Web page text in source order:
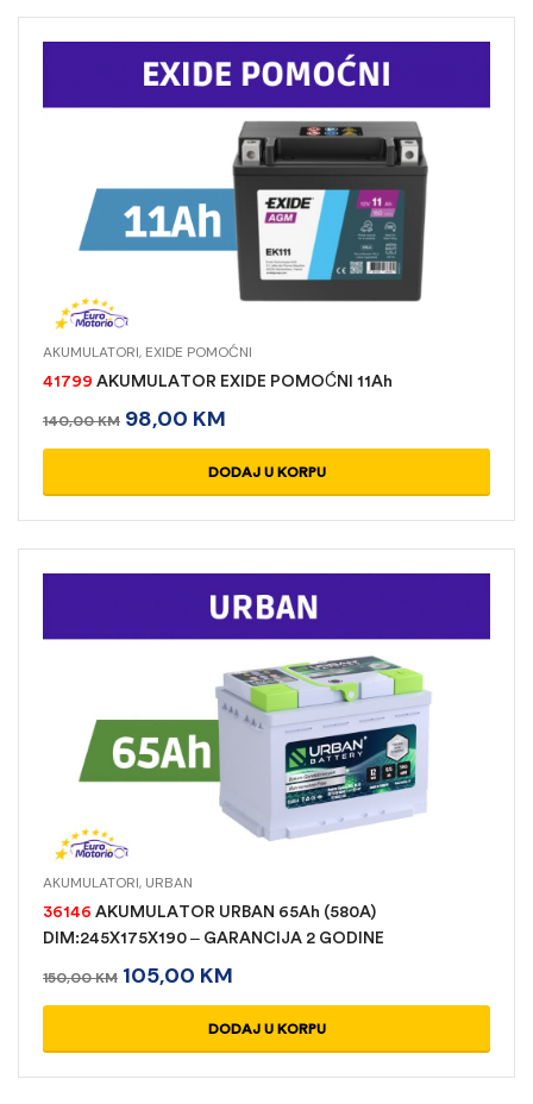
AKUMULATORI, EXIDE POMOĆNI
41799 AKUMULATOR EXIDE POMOĆNI 11Ah
140,00KM 98,00 KM
DODAJ U KORPU
AKUMULATORI, URBAN
36146 AKUMULATOR URBAN 65Ah (580A)
DIM:245X175X190 – GARANCIJA 2 GODINE
150,00KM 105,00 KM
DODAJ U KORPU